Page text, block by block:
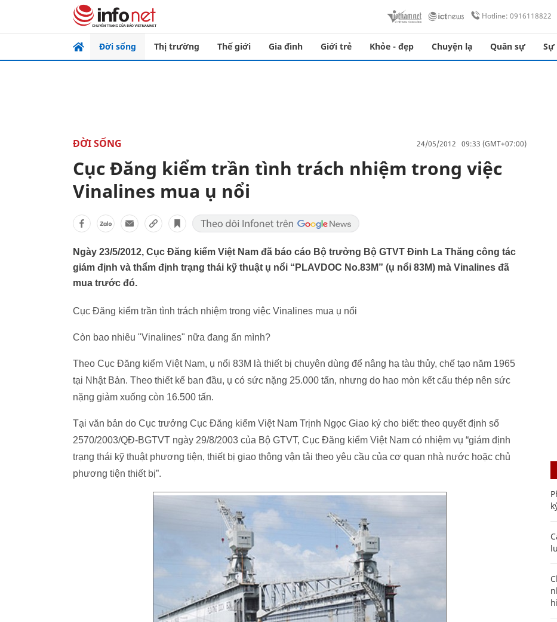
Hotline: 0916118822
Đời sống Thị trường Thế giới Gia đình Giới trẻ Khỏe - đẹp Chuyện lạ Quân sự Sự
ĐỜI SỐNG 24/05/2012 09:33 (GMT+07:00)
Cục Đăng kiểm trần tình trách nhiệm trong việc
Vinalines mua ụ nổi
Ngày 23/5/2012, Cục Đăng kiểm Việt Nam đã báo cáo Bộ trưởng Bộ GTVT Đinh La Thăng công tác
giám định và thẩm định trạng thái kỹ thuật ụ nổi “PLAVDOC No.83M” (ụ nổi 83M) mà Vinalines đã
mua trước đó.
Cục Đăng kiểm trần tình trách nhiệm trong việc Vinalines mua ụ nổi
Còn bao nhiêu "Vinalines" nữa đang ẩn mình?
Theo Cục Đăng kiểm Việt Nam, ụ nổi 83M là thiết bị chuyên dùng để nâng hạ tàu thủy, chế tạo năm 1965
tại Nhật Bản. Theo thiết kế ban đầu, ụ có sức nặng 25.000 tấn, nhưng do hao mòn kết cấu thép nên sức
nặng giảm xuống còn 16.500 tấn.
Tại văn bản do Cục trưởng Cục Đăng kiểm Việt Nam Trịnh Ngọc Giao ký cho biết: theo quyết định số
2570/2003/QĐ-BGTVT ngày 29/8/2003 của Bộ GTVT, Cục Đăng kiểm Việt Nam có nhiệm vụ “giám định
trạng thái kỹ thuật phương tiện, thiết bị giao thông vận tải theo yêu cầu của cơ quan nhà nước hoặc chủ
phương tiện thiết bị”.